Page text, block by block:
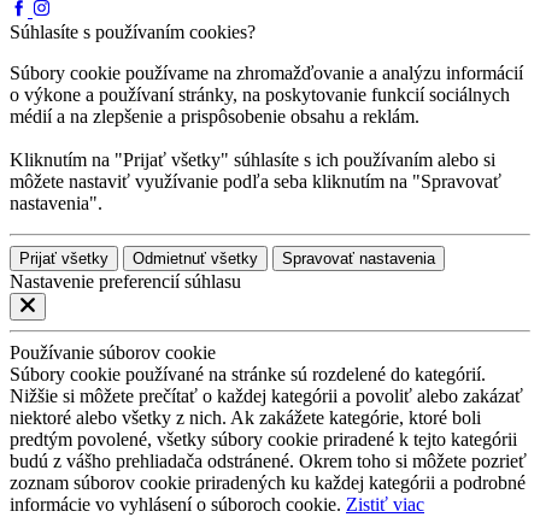
Súhlasíte s používaním cookies?
Súbory cookie používame na zhromažďovanie a analýzu informácií
o výkone a používaní stránky, na poskytovanie funkcií sociálnych
médií a na zlepšenie a prispôsobenie obsahu a reklám.
Kliknutím na "Prijať všetky" súhlasíte s ich používaním alebo si
môžete nastaviť využívanie podľa seba kliknutím na "Spravovať
nastavenia".
Prijať všetky Odmietnuť všetky Spravovať nastavenia
Nastavenie preferencií súhlasu
Používanie súborov cookie
Súbory cookie používané na stránke sú rozdelené do kategórií.
Nižšie si môžete prečítať o každej kategórii a povoliť alebo zakázať
niektoré alebo všetky z nich. Ak zakážete kategórie, ktoré boli
predtým povolené, všetky súbory cookie priradené k tejto kategórii
budú z vášho prehliadača odstránené. Okrem toho si môžete pozrieť
zoznam súborov cookie priradených ku každej kategórii a podrobné
informácie vo vyhlásení o súboroch cookie. Zistiť viac